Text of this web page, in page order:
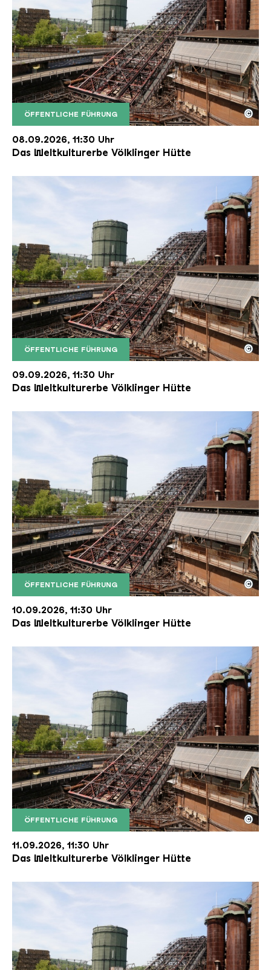
ÖFFENTLICHE FÜHRUNG
Der Erzschrägaufzug der Völklinger Hütte mit
Copyright: Weltkulturerbe Völklinger Hütte | Karl
©
08.09.2026, 11:30 Uhr
Das Weltkulturerbe Völklinger Hütte
ÖFFENTLICHE FÜHRUNG
Der Erzschrägaufzug der Völklinger Hütte mit
Copyright: Weltkulturerbe Völklinger Hütte | Karl
©
09.09.2026, 11:30 Uhr
Das Weltkulturerbe Völklinger Hütte
ÖFFENTLICHE FÜHRUNG
Der Erzschrägaufzug der Völklinger Hütte mit
Copyright: Weltkulturerbe Völklinger Hütte | Karl
©
10.09.2026, 11:30 Uhr
Das Weltkulturerbe Völklinger Hütte
ÖFFENTLICHE FÜHRUNG
Der Erzschrägaufzug der Völklinger Hütte mit
Copyright: Weltkulturerbe Völklinger Hütte | Karl
©
11.09.2026, 11:30 Uhr
Das Weltkulturerbe Völklinger Hütte